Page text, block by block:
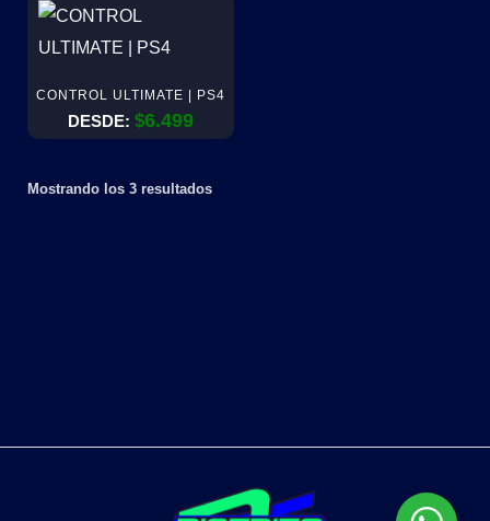
CONTROL ULTIMATE | PS4
DESDE: $6.499
Mostrando los 3 resultados